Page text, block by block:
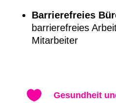
Barrierefreies
barrierefreies
Mitarbeiter
 Gesundheit